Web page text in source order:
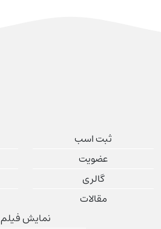
ثبت اسب
عضویت
گالری
مقالات
نمایش فیلم